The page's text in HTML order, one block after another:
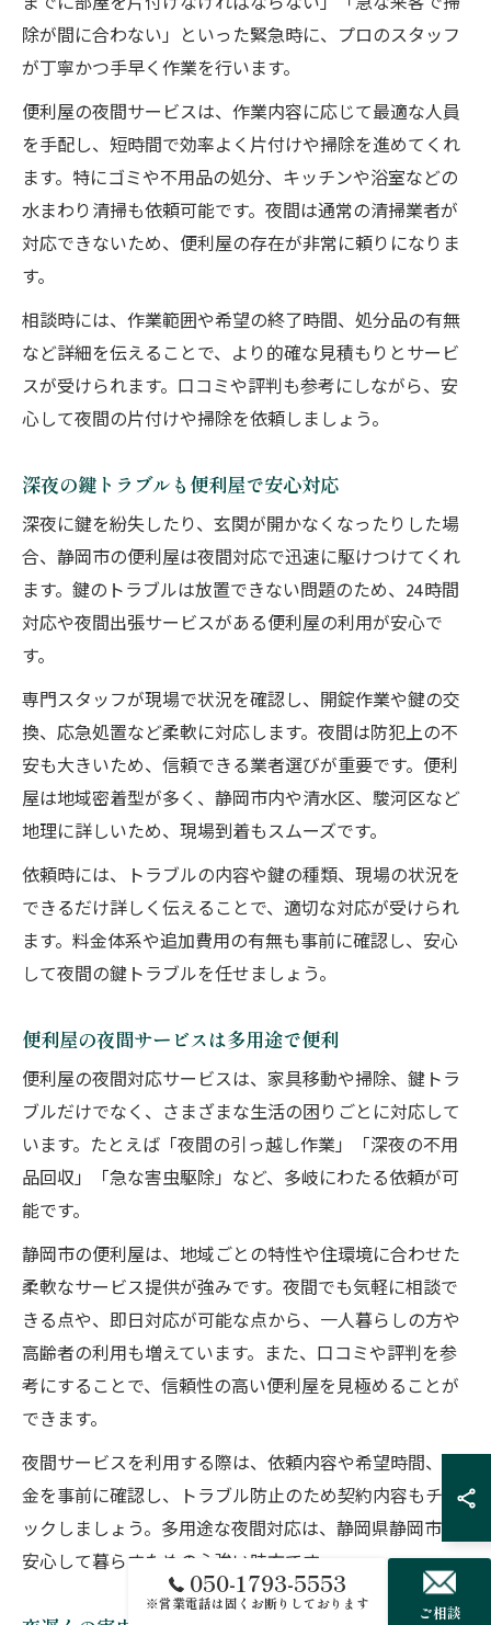
除が間に合わない」といった緊急時に、プロのスタッフ
が丁寧かつ手早く作業を行います。
便利屋の夜間サービスは、作業内容に応じて最適な人員
を手配し、短時間で効率よく片付けや掃除を進めてくれ
ます。特にゴミや不用品の処分、キッチンや浴室などの
水まわり清掃も依頼可能です。夜間は通常の清掃業者が
対応できないため、便利屋の存在が非常に頼りになりま
す。
相談時には、作業範囲や希望の終了時間、処分品の有無
など詳細を伝えることで、より的確な見積もりとサービ
スが受けられます。口コミや評判も参考にしながら、安
心して夜間の片付けや掃除を依頼しましょう。
深夜の鍵トラブルも便利屋で安心対応
深夜に鍵を紛失したり、玄関が開かなくなったりした場
合、静岡市の便利屋は夜間対応で迅速に駆けつけてくれ
ます。鍵のトラブルは放置できない問題のため、24時間
対応や夜間出張サービスがある便利屋の利用が安心で
す。
専門スタッフが現場で状況を確認し、開錠作業や鍵の交
換、応急処置など柔軟に対応します。夜間は防犯上の不
安も大きいため、信頼できる業者選びが重要です。便利
屋は地域密着型が多く、静岡市内や清水区、駿河区など
地理に詳しいため、現場到着もスムーズです。
依頼時には、トラブルの内容や鍵の種類、現場の状況を
できるだけ詳しく伝えることで、適切な対応が受けられ
ます。料金体系や追加費用の有無も事前に確認し、安心
して夜間の鍵トラブルを任せましょう。
便利屋の夜間サービスは多用途で便利
便利屋の夜間対応サービスは、家具移動や掃除、鍵トラ
ブルだけでなく、さまざまな生活の困りごとに対応して
います。たとえば「夜間の引っ越し作業」「深夜の不用
品回収」「急な害虫駆除」など、多岐にわたる依頼が可
能です。
静岡市の便利屋は、地域ごとの特性や住環境に合わせた
柔軟なサービス提供が強みです。夜間でも気軽に相談で
きる点や、即日対応が可能な点から、一人暮らしの方や
高齢者の利用も増えています。また、口コミや評判を参
考にすることで、信頼性の高い便利屋を見極めることが
できます。
夜間サービスを利用する際は、依頼内容や希望時間、料
金を事前に確認し、トラブル防止のため契約内容もチェ
ックしましょう。多用途な夜間対応は、静岡県静岡市で
安心して暮らすための心強い味方です。
050-1793-5553
※営業電話は固くお断りしております ご相談